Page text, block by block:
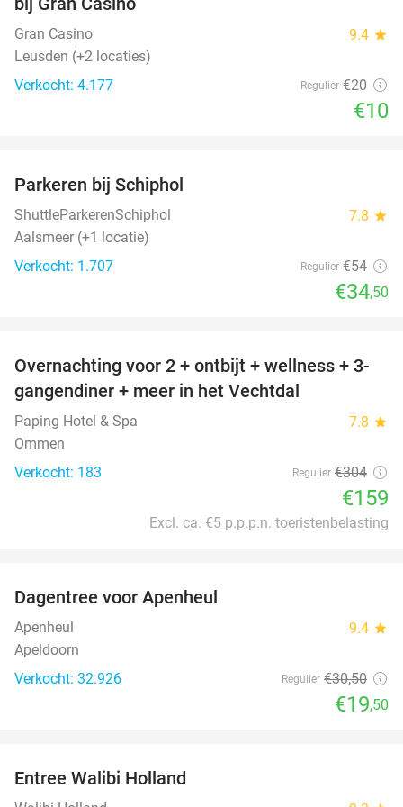
Gran Casino 9.4 star
Leusden (+2 locaties)
Verkocht: 4.177
Regulier €20
€10
Parkeren bij Schiphol
ShuttleParkerenSchiphol 7.8 star
Aalsmeer (+1 locatie)
Verkocht: 1.707
Regulier €54
€34,50
48%
Overnachting voor 2 + ontbijt + wellness + 3-
gangendiner + meer in het Vechtdal
Paping Hotel & Spa 7.8 star
Ommen
Verkocht: 183
Regulier €304
€159
Excl. ca. €5 p.p.p.n. toeristenbelasting
Dagentree voor Apenheul
Apenheul 9.4 star
Apeldoorn
Verkocht: 32.926
Regulier €30,50
€19,50
Entree Walibi Holland